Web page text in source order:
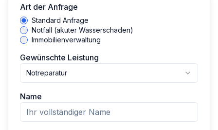
Art der Anfrage
Standard Anfrage
Notfall (akuter Wasserschaden)
Immobilienverwaltung
Gewünschte Leistung
Notreparatur
Name